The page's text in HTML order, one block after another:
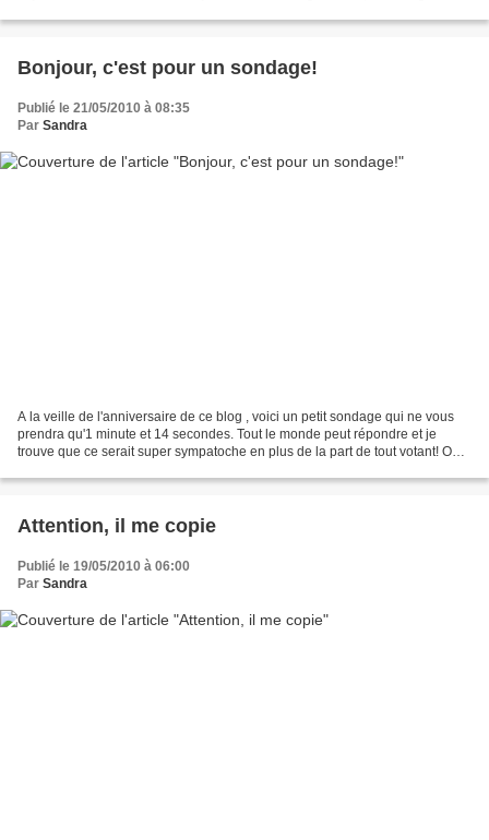
Bonjour, c'est pour un sondage!
Publié le 21/05/2010 à 08:35
Par Sandra
A la veille de l'anniversaire de ce blog , voici un petit sondage qui ne vous
prendra qu'1 minute et 14 secondes. Tout le monde peut répondre et je
trouve que ce serait super sympatoche en plus de la part de tout votant! Oui,
Attention, il me copie
Publié le 19/05/2010 à 06:00
Par Sandra